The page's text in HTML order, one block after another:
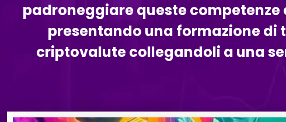
padroneggiare queste
presentando una formazione
criptovalute collegandoli a una